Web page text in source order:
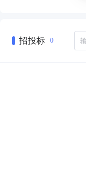
招投标 0